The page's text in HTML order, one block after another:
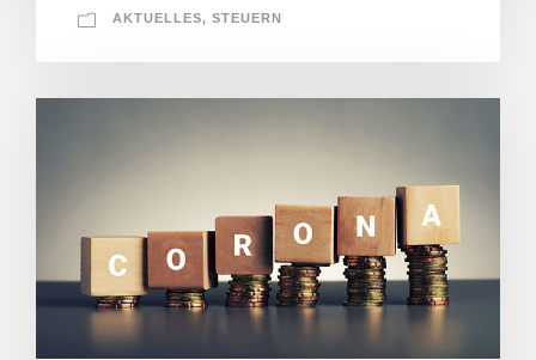
AKTUELLES, STEUERN